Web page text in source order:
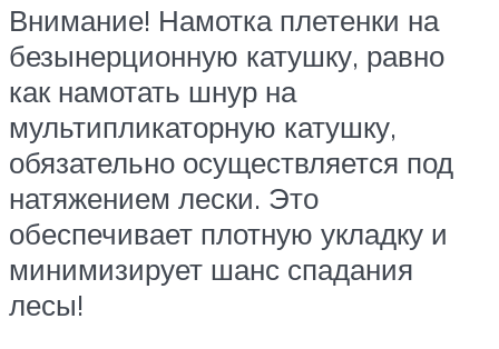
Внимание! Намотка плетенки на
безынерционную катушку, равно
как намотать шнур на
мультипликаторную катушку,
обязательно осуществляется под
натяжением лески. Это
обеспечивает плотную укладку и
минимизирует шанс спадания
лесы!